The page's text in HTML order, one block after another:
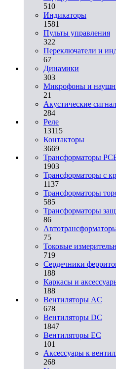
510
Индикаторы
1581
Пульты управления
322
Переключатели и
67
Динамики
303
Микрофоны и
21
Акустические
284
Реле
13115
Контакторы
3669
Трансформаторы
1903
Трансформаторы с
1137
Трансформаторы
585
Трансформаторы
86
75
Токовые
719
Сердечники
188
Каркасы и
188
Вентиляторы AC
678
Вентиляторы DC
1847
Вентиляторы EC
101
Аксессуары к
268